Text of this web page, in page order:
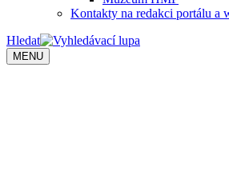
Kontakty na redakci portálu a
Hledat
MENU